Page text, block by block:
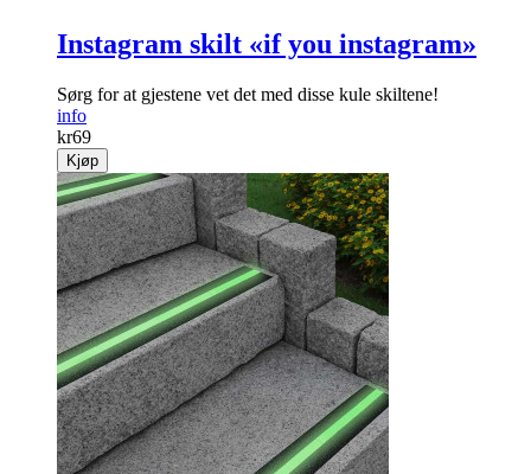
Instagram skilt «if you instagram»
Sørg for at gjestene vet det med disse kule skiltene!
info
kr69
Kjøp